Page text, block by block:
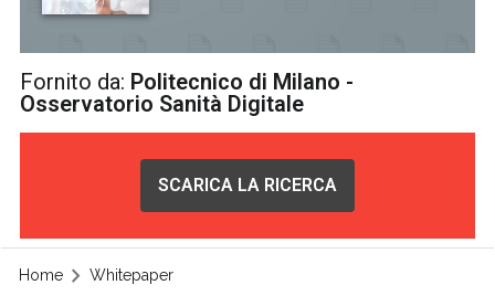
Fornito da: Politecnico di Milano -
Osservatorio Sanità Digitale
SCARICA LA RICERCA
Home Whitepaper